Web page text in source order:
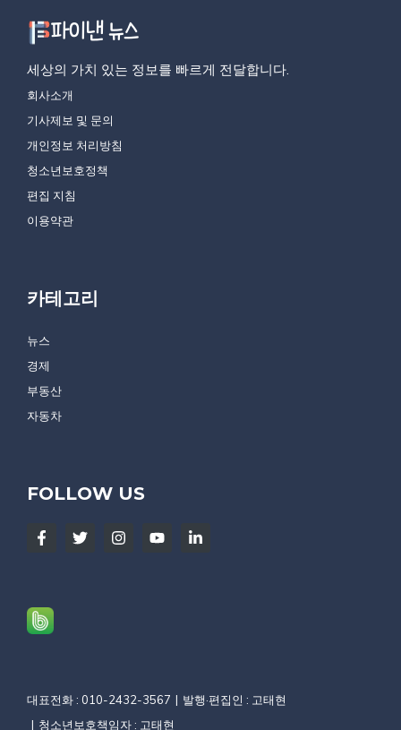
세상의 가치 있는 정보를 빠르게 전달합니다.
회사소개
기사제보 및 문의
개인정보 처리방침
청소년보호정책
편집 지침
이용약관
카테고리
뉴스
경제
부동산
자동차
FOLLOW US
대표전화 : 010-2432-3567
발행·편집인 : 고태현
청소년보호책임자 : 고태현